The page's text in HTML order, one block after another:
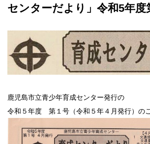
センターだより」令和5年度
鹿児島市立青少年育成センター発行の
令和５年度 第１号（令和５年４月発行）の